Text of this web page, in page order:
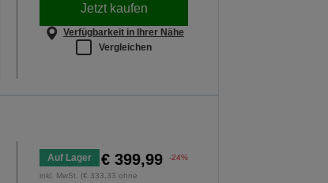
Jetzt kaufen
Verfügbarkeit in Ihrer Nähe
Vergleichen
Auf Lager € 399,99 -24%
inkl. MwSt. (€ 333,33 ohne